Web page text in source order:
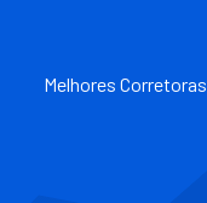
Melhores Corretoras